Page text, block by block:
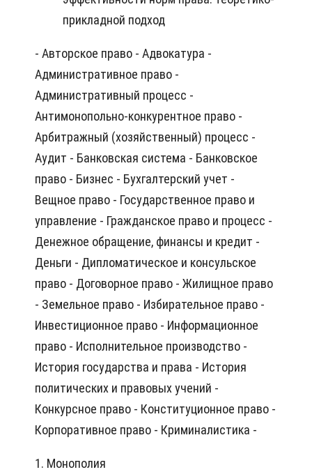
прикладной подход
- Авторское право - Адвокатура -
Административное право -
Административный процесс -
Антимонопольно-конкурентное право -
Арбитражный (хозяйственный) процесс -
Аудит - Банковская система - Банковское
право - Бизнес - Бухгалтерский учет -
Вещное право - Государственное право и
управление - Гражданское право и процесс -
Денежное обращение, финансы и кредит -
Деньги - Дипломатическое и консульское
право - Договорное право - Жилищное право
- Земельное право - Избирательное право -
Инвестиционное право - Информационное
право - Исполнительное производство -
История государства и права - История
политических и правовых учений -
Конкурсное право - Конституционное право -
Корпоративное право - Криминалистика -
1. Монополия